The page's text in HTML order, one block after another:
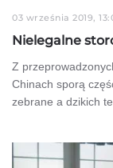
03 września 2019,
Nielegalne
Z
Chinach sporą
zebrane a dzikich